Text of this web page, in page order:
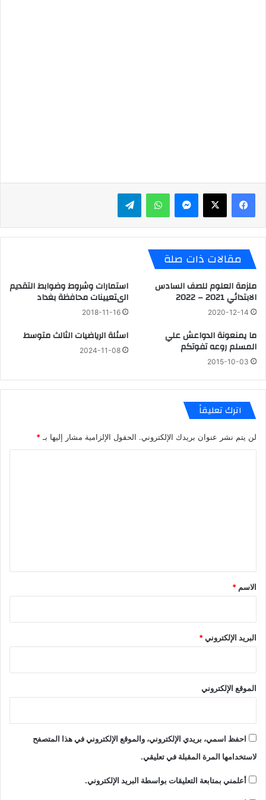
ماسنجر واتساب تيلقرام
مقالات ذات صلة
ملزمة العلوم للصف السادس
الابتدائي 2021 – 2022
2020-12-14
استمارات وشروط وضوابط التقديم
الىتعيينات محافظة بغداد
2018-11-16
ما يمنعونة الدواعش علي
المسلم روعه تفوتكم
2015-10-03
اسئلة الرياضيات الثالث متوسط
2024-11-08
اترك تعليقاً
لن يتم نشر عنوان بريدك الإلكتروني. الحقول الإلزامية مشار إليها بـ *
*
الاسم *
البريد الإلكتروني*
الموقع الإلكتروني
احفظ اسمي، بريدي الإلكتروني، والموقع الإلكتروني في هذا المتصفح
لاستخدامها المرة المقبلة في تعليقي.
أعلمني بمتابعة التعليقات بواسطة البريد الإلكتروني.